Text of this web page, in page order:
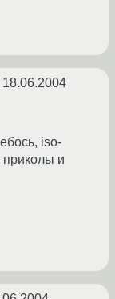
18.06.2004
iso-
приколы и